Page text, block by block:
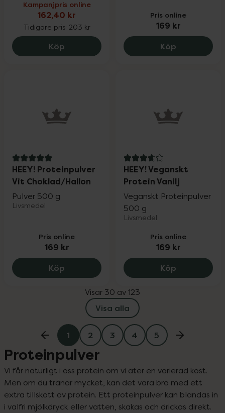
Kampanjpris online
162,40 kr
Tidigare pris: 203 kr
Köp Pureness Vegan Protein Ekologisk
Pris online
169 kr
Köp HEEY!
5 av 5 i omdöme
HEEY! Proteinpulver
Vit Choklad/Hallon
Pulver 500 g
Livsmedel
Pris online
169 kr
Köp HEEY! Proteinpulver Vit Choklad/
3.8 av 5 i omdöme
HEEY! Veganskt
Protein Vanilj
Veganskt Proteinpulver
500 g
Livsmedel
Pris online
169 kr
Köp HEEY!
Visar 30 av 123
Visa alla
1 2 3 4 5
Proteinpulver
Vi får naturligt i oss protein om vi äter en varierad kost.
Men om du tränar mycket, kan det vara bra med ett
extra tillskott av protein. Ett proteinpulver kan blandas in
i valfri mjölkdryck eller vatten, skakas och drickas direkt.